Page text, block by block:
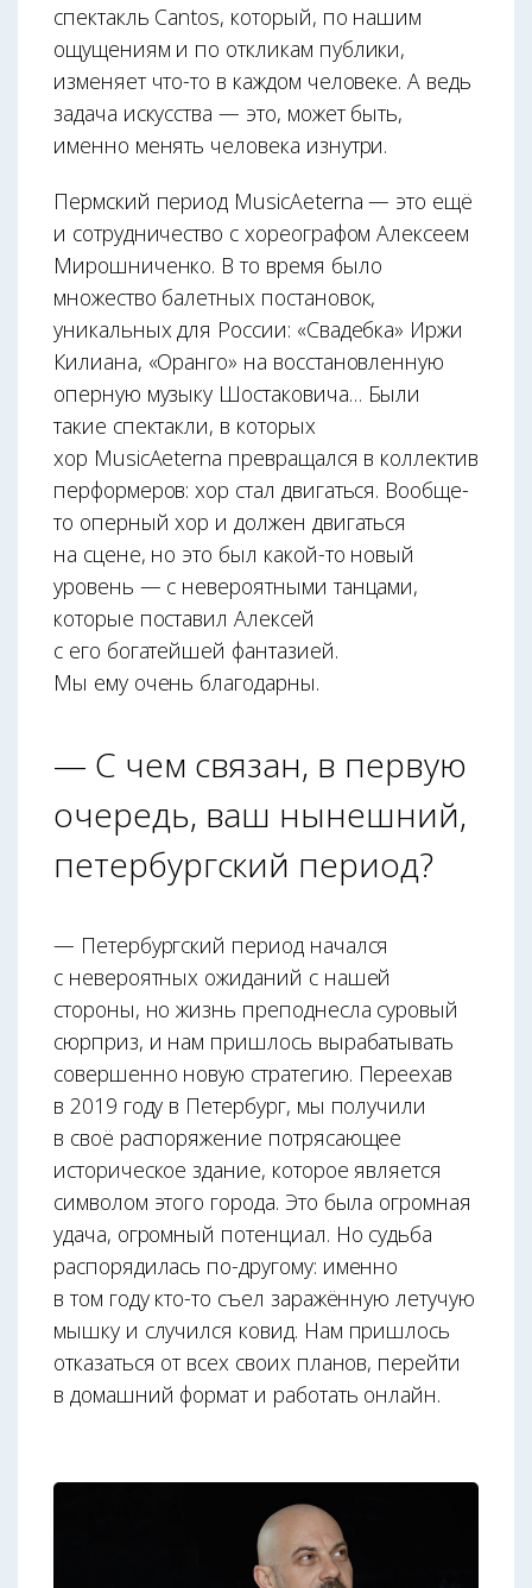
спектакль Cantos, который, по нашим
ощущениям и по откликам публики,
изменяет что-то в каждом человеке. А ведь
задача искусства — это, может быть,
именно менять человека изнутри.
Пермский период MusicAeterna — это ещё
и сотрудничество с хореографом Алексеем
Мирошниченко. В то время было
множество балетных постановок,
уникальных для России: «Свадебка» Иржи
Килиана, «Оранго» на восстановленную
оперную музыку Шостаковича… Были
такие спектакли, в которых
хор MusicAeterna превращался в коллектив
перформеров: хор стал двигаться. Вообще-
то оперный хор и должен двигаться
на сцене, но это был какой-то новый
уровень — с невероятными танцами,
которые поставил Алексей
с его богатейшей фантазией.
Мы ему очень благодарны.
— С чем связан, в первую
очередь, ваш нынешний,
петербургский период?
— Петербургский период начался
с невероятных ожиданий с нашей
стороны, но жизнь преподнесла суровый
сюрприз, и нам пришлось вырабатывать
совершенно новую стратегию. Переехав
в 2019 году в Петербург, мы получили
в своё распоряжение потрясающее
историческое здание, которое является
символом этого города. Это была огромная
удача, огромный потенциал. Но судьба
распорядилась по-другому: именно
в том году кто-то съел заражённую летучую
мышку и случился ковид. Нам пришлось
отказаться от всех своих планов, перейти
в домашний формат и работать онлайн.